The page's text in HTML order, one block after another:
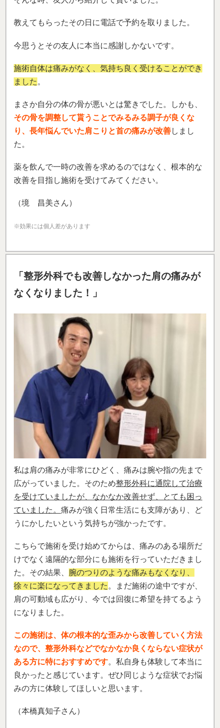
教えてもらったその日に電話で予約を取りました。
今思うとその友人に本当に感謝しかないです。
施術自体は痛みがなく、気持ち良く受けることができ
ました 。
まさか自分の体の骨が悪いとは驚きでした。しかも、
その骨を調整して貰うことでみるみる調子が良くな
り、長年悩んでいた肩こりと首の痛みが改善しまし
た。
薬を飲んで一時の改善を求めるのではなく、根本的な
改善を目指し施術を受けてみてください。
（境 昌美さん）
※効果には個人差があります
「整形外科でも改善しなかった肩の痛みが
なくなりました！」
私は肩の痛みが非常にひどく、痛みは腕や指の先まで
広がっていました。そのため整形外科に通院して治療
を受けていましたが、なかなか改善せず、とても困っ
ていました。 痛みが強く日常生活にも支障があり、ど
うにかしたいという気持ちが強かったです。
こちらで施術を受け始めてからは、痛みのある場所だ
けでなく遠隔的な部分にも施術を行っていただきまし
た。その結果、 腕のつりのような痛みもなくなり、
徐々に楽になってきました 。まだ施術の途中ですが、
肩の可動域も広がり、今では回復に希望を持てるよう
になりました。
この施術は、体の根本的な歪みから改善していく方法
なので、整形外科などでなかなか良くならない症状が
ある方に特におすすめです。私自身も体験して本当に
良かったと感じています。ぜひ同じような症状でお悩
みの方に体験してほしいと思います。
（本橋真知子さん）